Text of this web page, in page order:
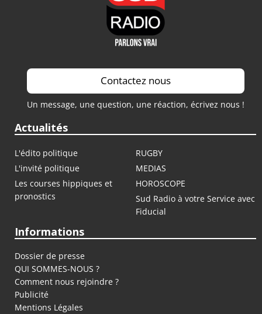
Contactez nous
Un message, une question, une réaction, écrivez nous !
Actualités
L'édito politique
RUGBY
L'invité politique
MEDIAS
Les courses hippiques et
pronostics
HOROSCOPE
Sud Radio à votre Service avec
Fiducial
Informations
Dossier de presse
QUI SOMMES-NOUS ?
Comment nous rejoindre ?
Publicité
Mentions Légales